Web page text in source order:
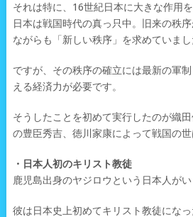
それは特に、16世紀日本に大きな作用
日本は戦国時代の真っ只中。旧来の秩
ながらも「新しい秩序」を求めていまし
ですが、その秩序の確立には最新の軍
える経済力が必要です。
そうしたことを初めて実行したのが織
の豊臣秀吉、徳川家康によって戦国の世
・日本人初のキリスト教徒
鹿児島出身のヤジロウという日本人がい
彼は日本史上初めてキリスト教徒にな